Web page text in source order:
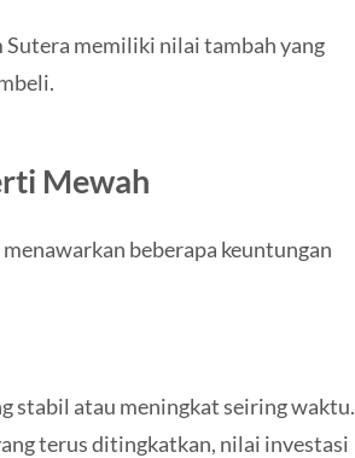
memiliki nilai tambah yang
Mewah
beberapa keuntungan
stabil atau meningkat seiring waktu.
terus ditingkatkan, nilai investasi